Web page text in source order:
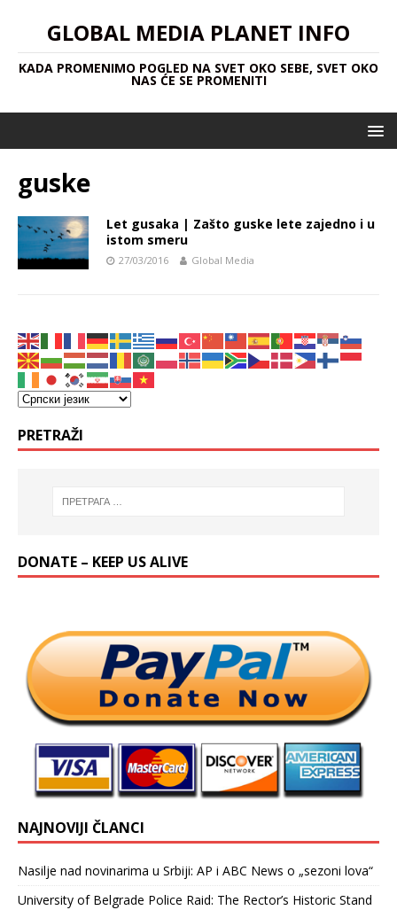
GLOBAL MEDIA PLANET INFO
KADA PROMENIMO POGLED NA SVET OKO SEBE, SVET OKO
NAS ĆE SE PROMENITI
guske
Let gusaka | Zašto guske lete zajedno i u
istom smeru
27/03/2016 Global Media
PRETRAŽI
DONATE – KEEP US ALIVE
NAJNOVIJI ČLANCI
Nasilje nad novinarima u Srbiji: AP i ABC News o „sezoni lova“
University of Belgrade Police Raid: The Rector’s Historic Stand